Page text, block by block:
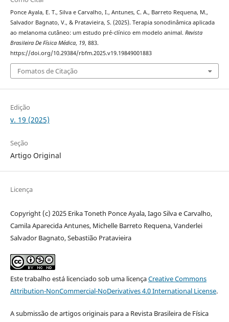
Ponce Ayala, E. T., Silva e Carvalho, I., Antunes, C. A., Barreto Requena, M.,
Salvador Bagnato, V., & Pratavieira, S. (2025). Terapia sonodinâmica aplicada
ao melanoma cutâneo: um estudo pré-clínico em modelo animal. Revista
Brasileira De Física Médica, 19, 883.
https://doi.org/10.29384/rbfm.2025.v19.19849001883
Fomatos de Citação
Edição
v. 19 (2025)
Seção
Artigo Original
Licença
Copyright (c) 2025 Erika Toneth Ponce Ayala, Iago Silva e Carvalho,
Camila Aparecida Antunes, Michelle Barreto Requena, Vanderlei
Salvador Bagnato, Sebastião Pratavieira
Este trabalho está licenciado sob uma licençaCreative Commons
Attribution-NonCommercial-NoDerivatives 4.0 International License.
A submissão de artigos originais para a Revista Brasileira de Física